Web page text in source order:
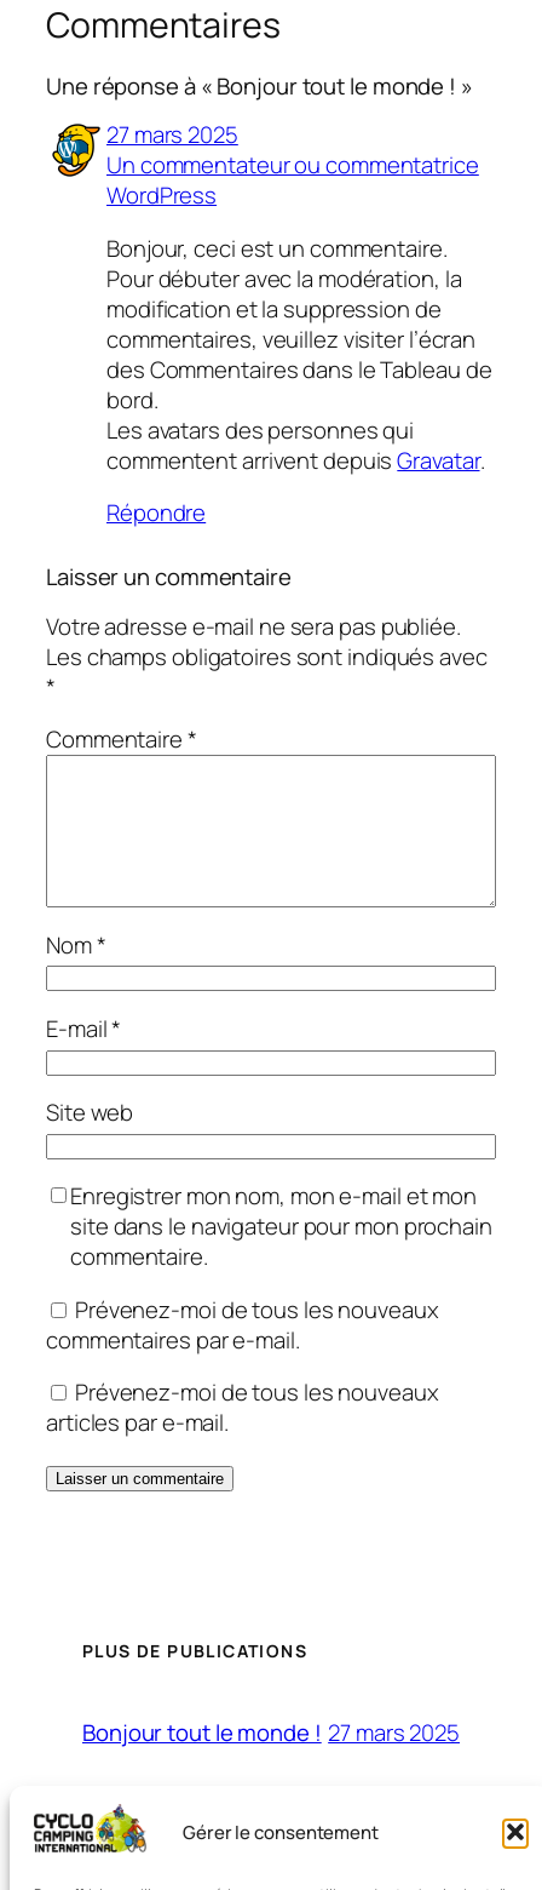
Gérer le consentement
Commentaires
Une réponse à « Bonjour tout le monde ! »
27 mars 2025
Un commentateur ou commentatrice
WordPress
Bonjour, ceci est un commentaire.
Pour débuter avec la modération, la
modification et la suppression de
commentaires, veuillez visiter l’écran
des Commentaires dans le Tableau de
bord.
Les avatars des personnes qui
commentent arrivent depuisGravatar.
Répondre
Laisser un commentaire
Votre adresse e-mail ne sera pas publiée.
Les champs obligatoires sont indiqués avec
*
Commentaire*
Nom*
E-mail*
Site web
Enregistrer mon nom, mon e-mail et mon
site dans le navigateur pour mon prochain
commentaire.
Prévenez-moi de tous les nouveaux
commentaires par e-mail.
Prévenez-moi de tous les nouveaux
articles par e-mail.
PLUS DE PUBLICATIONS
Bonjour tout le monde ! 27 mars 2025